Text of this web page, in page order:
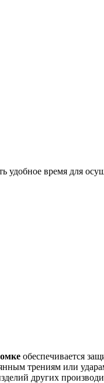
удобное время для
обеспечивается
трениям или
других